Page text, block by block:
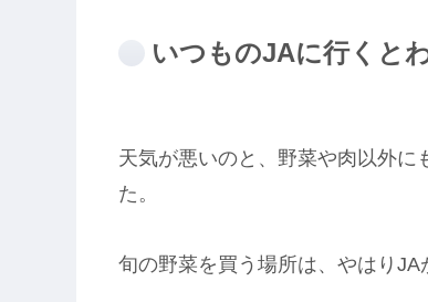
いつものJAに行くと
天気が悪いのと、野菜や肉以外に
た。
旬の野菜を買う場所は、やはりJA